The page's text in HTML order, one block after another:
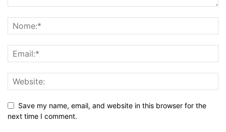
Save my name, email, and website in this browser for the
next time I comment.